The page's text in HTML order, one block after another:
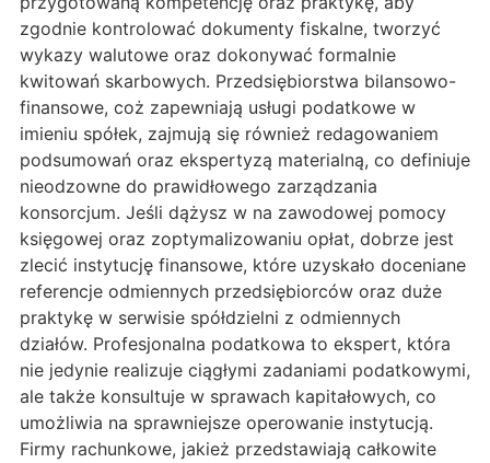
zgodnie kontrolować dokumenty fiskalne, tworzyć
wykazy walutowe oraz dokonywać formalnie
kwitowań skarbowych. Przedsiębiorstwa bilansowo-
finansowe, coż zapewniają usługi podatkowe w
imieniu spółek, zajmują się również redagowaniem
podsumowań oraz ekspertyzą materialną, co definiuje
nieodzowne do prawidłowego zarządzania
konsorcjum. Jeśli dążysz w na zawodowej pomocy
księgowej oraz zoptymalizowaniu opłat, dobrze jest
zlecić instytucję finansowe, które uzyskało doceniane
referencje odmiennych przedsiębiorców oraz duże
praktykę w serwisie spółdzielni z odmiennych
działów. Profesjonalna podatkowa to ekspert, która
nie jedynie realizuje ciągłymi zadaniami podatkowymi,
ale także konsultuje w sprawach kapitałowych, co
umożliwia na sprawniejsze operowanie instytucją.
Firmy rachunkowe, jakież przedstawiają całkowite